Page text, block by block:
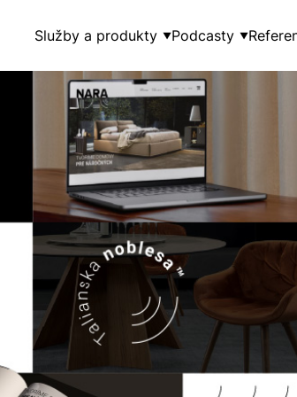
Služby a produkty ▼Podcasty ▼